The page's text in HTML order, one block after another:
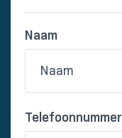
Naam
Telefoonnummer